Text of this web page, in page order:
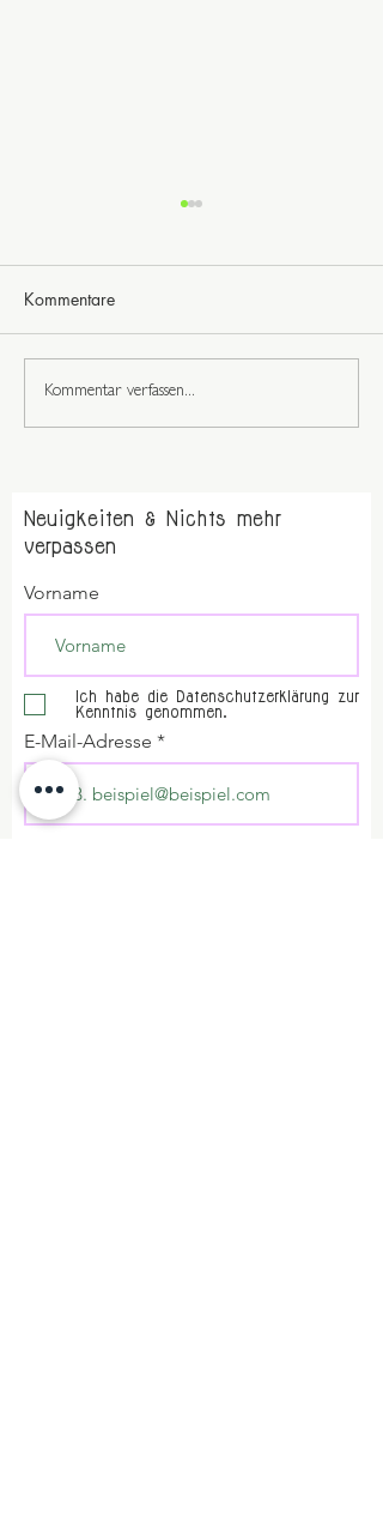
Kommentare
Kommentar verfassen...
Neuigkeiten & Nichts mehr
verpassen
Vorname
Ich habe die Datenschutzerklärung zur
Kenntnis genommen.
E-Mail-Adresse